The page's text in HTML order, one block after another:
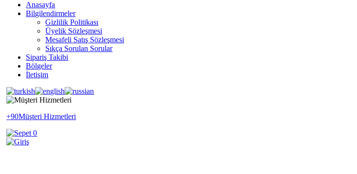
Anasayfa
Bilgilendirmeler
Gizlilik Politikası
Üyelik Sözleşmesi
Mesafeli Satış Sözleşmesi
Sıkça Sorulan Sorular
Sipariş Takibi
Bölgeler
İletişim
+90Müşteri Hizmetleri
0